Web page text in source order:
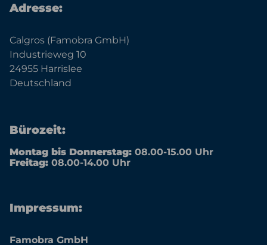
Adresse:
Calgros (Famobra GmbH)
Industrieweg 10
24955 Harrislee
Deutschland
Bürozeit:
Montag bis Donnerstag: 08.00-15.00 Uhr
Freitag: 08.00-14.00 Uhr
Impressum:
Famobra GmbH